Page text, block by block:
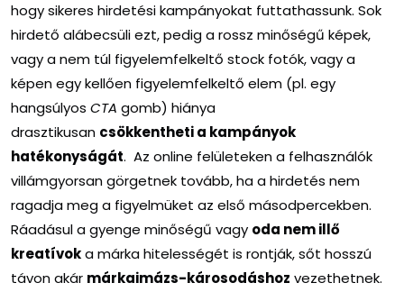
hogy sikeres hirdetési kampányokat futtathassunk. Sok
hirdető alábecsüli ezt, pedig a rossz minőségű képek,
vagy a nem túl figyelemfelkeltő stock fotók, vagy a
képen egy kellően figyelemfelkeltő elem (pl. egy
hangsúlyos CTA gomb) hiánya
drasztikusan csökkentheti a kampányok
hatékonyságát. Az online felületeken a felhasználók
villámgyorsan görgetnek tovább, ha a hirdetés nem
ragadja meg a figyelmüket az első másodpercekben.
Ráadásul a gyenge minőségű vagy oda nem illő
kreatívoka márka hitelességét is rontják, sőt hosszú
távon akár márkaimázs-károsodáshoz vezethetnek.